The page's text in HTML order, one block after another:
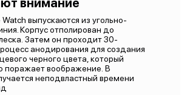
внимание
выпускаются из угольно-
Корпус отполирован до
Затем он проходит 30-
анодирования для создания
черного цвета, который
поражает воображение. В
неподвластный времени